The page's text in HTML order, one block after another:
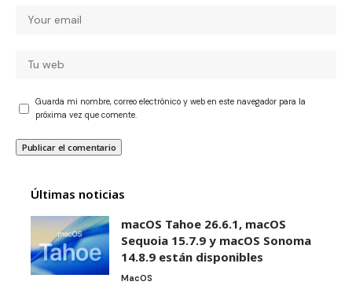
Guarda mi nombre, correo electrónico y web en este navegador para la
próxima vez que comente.
Últimas noticias
macOS Tahoe 26.6.1, macOS
Sequoia 15.7.9 y macOS Sonoma
14.8.9 están disponibles
MacOS